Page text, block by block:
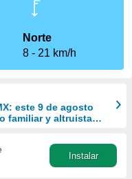
Norte
8
21 km/h
este 9 de agosto
familiar y altruista
Instalar